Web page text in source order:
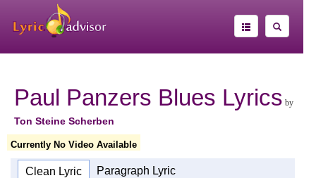
Paul Panzers Blues Lyrics by
Ton Steine Scherben
Currently No Video Available
Clean Lyric
Paragraph Lyric